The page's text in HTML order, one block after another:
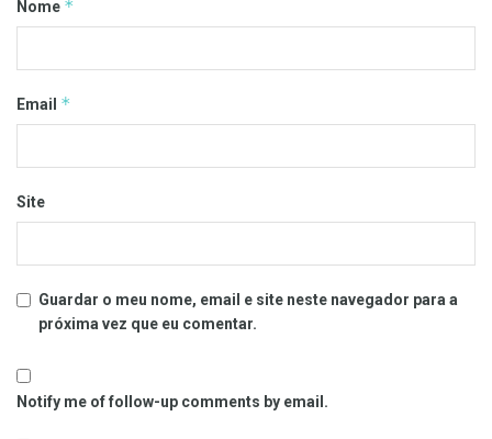
Nome *
Email *
Site
Guardar o meu nome, email e site neste navegador para a
próxima vez que eu comentar.
Notify me of follow-up comments by email.